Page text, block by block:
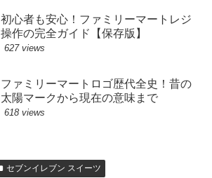
初心者も安心！ファミリーマートレジ
操作の完全ガイド【保存版】
627 views
ファミリーマートロゴ歴代全史！昔の
太陽マークから現在の意味まで
618 views
セブンイレブン スイーツ